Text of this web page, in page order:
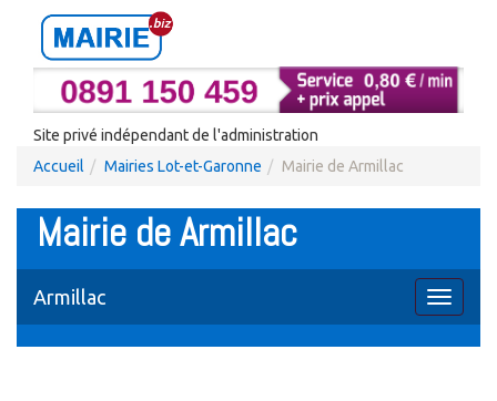
Site privé indépendant de l'administration
Accueil
Mairies Lot-et-Garonne Mairie de Armillac
Mairie de Armillac
Toggle
Armillac